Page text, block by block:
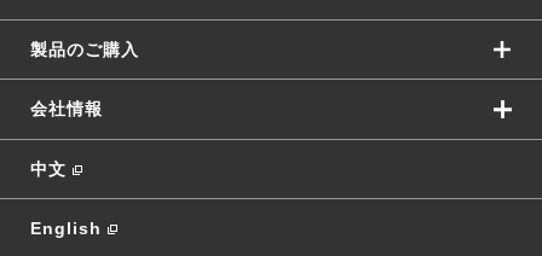
製品のご購入
会社情報
中文
English